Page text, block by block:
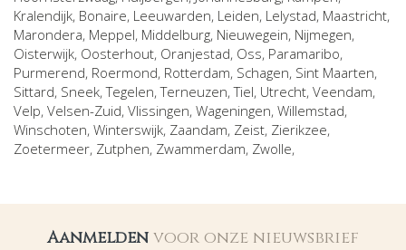
Kralendijk, Bonaire, Leeuwarden, Leiden, Lelystad, Maastricht,
Marondera, Meppel, Middelburg, Nieuwegein, Nijmegen,
Oisterwijk, Oosterhout, Oranjestad, Oss, Paramaribo,
Purmerend, Roermond, Rotterdam, Schagen, Sint Maarten,
Sittard, Sneek,Tegelen,Terneuzen,Tiel, Utrecht, Veendam,
Velp, Velsen-Zuid, Vlissingen, Wageningen, Willemstad,
Winschoten, Winterswijk, Zaandam, Zeist, Zierikzee,
Zoetermeer, Zutphen, Zwammerdam, Zwolle,
Aanmelden voor onze nieuwsbrief